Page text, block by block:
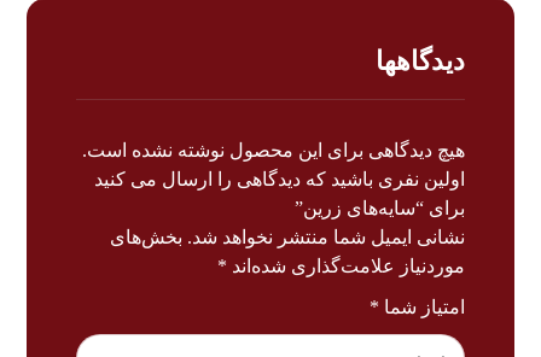
دیدگاهها
هیچ دیدگاهی برای این محصول نوشته نشده است.
اولین نفری باشید که دیدگاهی را ارسال می کنید
برای “سایه‌های زرین”
نشانی ایمیل شما منتشر نخواهد شد. بخش‌های
موردنیاز علامت‌گذاری شده‌اند *
امتیاز شما *